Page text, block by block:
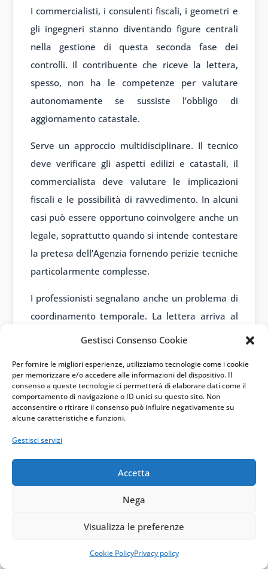
Gestisci Consenso Cookie
Per fornire le migliori esperienze, utilizziamo tecnologie come i cookie
per memorizzare e/o accedere alle informazioni del dispositivo. Il
consenso a queste tecnologie ci permetterà di elaborare dati come il
comportamento di navigazione o ID unici su questo sito. Non
acconsentire o ritirare il consenso può influire negativamente su
alcune caratteristiche e funzioni.
Gestisci servizi
Accetta
Nega
Visualizza le preferenze
Cookie PolicyPrivacy policy
I commercialisti, i consulenti fiscali, i geometri e
gli ingegneri stanno diventando figure centrali
nella gestione di questa seconda fase dei
controlli. Il contribuente che riceve la lettera,
spesso, non ha le competenze per valutare
autonomamente se sussiste l’obbligo di
aggiornamento catastale.
Serve un approccio multidisciplinare. Il tecnico
deve verificare gli aspetti edilizi e catastali, il
commercialista deve valutare le implicazioni
fiscali e le possibilità di ravvedimento. In alcuni
casi può essere opportuno coinvolgere anche un
legale, soprattutto quando si intende contestare
la pretesa dell’Agenzia fornendo perizie tecniche
particolarmente complesse.
I professionisti segnalano anche un problema di
coordinamento temporale. La lettera arriva al
contribuente, che si rivolge al commercialista, il
la valutazione catastale. I 30 giorni per
rispondere possono non essere sufficienti,
specialmente se il tecnico deve effettuare
sopralluoghi o reperire documentazione presso
gli archivi comunali.
In questi casi è possibile chiedere una proroga,
motivandola adeguatamente. L’Agenzia, nella
maggior parte dei casi, concede tempi aggiuntivi
se la richiesta è ragionevole e documentata.
attendere l’ultimo momento.